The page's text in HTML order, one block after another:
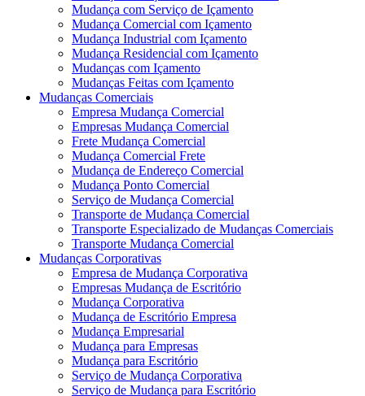
Mudança com Serviço de Içamento
Mudança Comercial com Içamento
Mudança Industrial com Içamento
Mudança Residencial com Içamento
Mudanças com Içamento
Mudanças Feitas com Içamento
Mudanças Comerciais
Empresa Mudança Comercial
Empresas Mudança Comercial
Frete Mudança Comercial
Mudança Comercial Frete
Mudança de Endereço Comercial
Mudança Ponto Comercial
Serviço de Mudança Comercial
Transporte de Mudança Comercial
Transporte Especializado de Mudanças Comerciais
Transporte Mudança Comercial
Mudanças Corporativas
Empresa de Mudança Corporativa
Empresas Mudança de Escritório
Mudança Corporativa
Mudança de Escritório Empresa
Mudança Empresarial
Mudança para Empresas
Mudança para Escritório
Serviço de Mudança Corporativa
Serviço de Mudança para Escritório